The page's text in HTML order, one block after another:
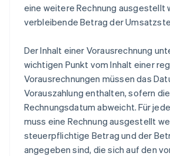
eine weitere Rechnung ausgestellt
verbleibende Betrag der
Der Inhalt einer Vorausrechnung
wichtigen Punkt vom Inhalt einer
Vorausrechnungen müssen das
Vorauszahlung enthalten, sofern
Rechnungsdatum abweicht. Für
muss eine Rechnung ausgestellt
steuerpflichtige Betrag und der
angegeben sind, die sich auf den